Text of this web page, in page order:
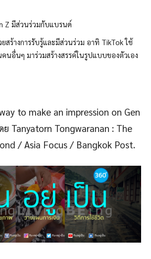
Z มีส่วนร่วมกับแบรนด์
สร้างการรับรู้และมีส่วนร่วม อาทิ TikTok ใช้
นอื่นๆ มาร่วมสร้างสรรค์ในรูปแบบของตัวเอง
to make an impression on Gen
ย Tanyatorn Tongwaranan : The
/ Asia Focus / Bangkok Post.